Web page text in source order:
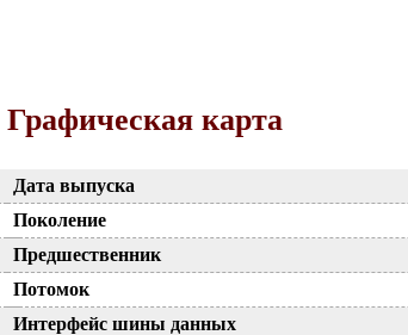
Графическая карта
Дата выпуска
Поколение
Предшественник
Потомок
Интерфейс шины данных